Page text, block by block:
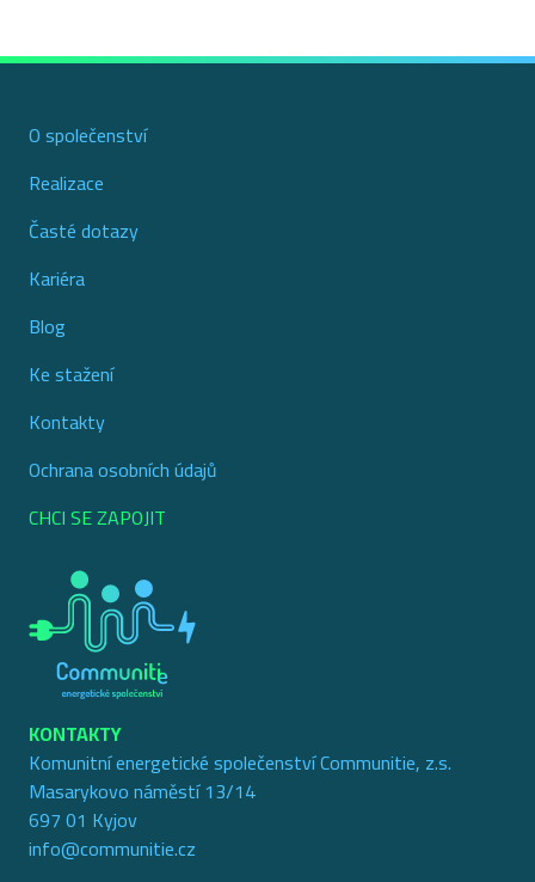
O společenství
Realizace
Časté dotazy
Kariéra
Blog
Ke stažení
Kontakty
Ochrana osobních údajů
CHCI SE ZAPOJIT
KONTAKTY
Komunitní energetické společenství Communitie, z.s.
Masarykovo náměstí 13/14
697 01 Kyjov
info@communitie.cz